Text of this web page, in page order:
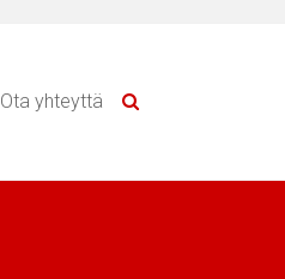
Ota yhteyttä